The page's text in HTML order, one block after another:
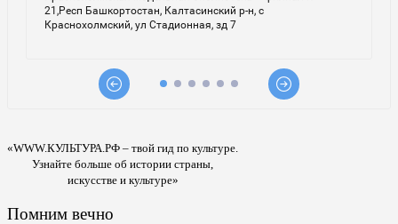
«WWW.КУЛЬТУРА.РФ – твой гид по культуре.
Узнайте больше об истории страны,
искусстве и культуре»
Помним вечно